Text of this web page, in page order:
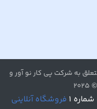
به شرکت پی کار نو آور و
۱ فروشگاه آنلاینی